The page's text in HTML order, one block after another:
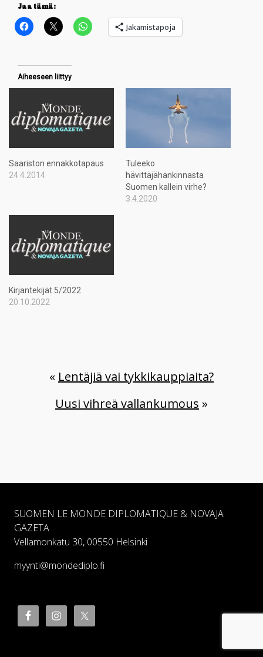
Jaa tämä:
Jakamistapoja
Aiheeseen liittyy
Saariston ennakkotapaus
24.4.2014
Tuleeko
hävittäjähankinnasta
Suomen kallein virhe?
3.4.2020
Kirjantekijät 5/2022
20.10.2022
« Lentäjiä vai tykkikauppiaita?
Uusi vihreä vallankumous »
SUOMEN LE MONDE DIPLOMATIQUE & NOVAJA
GAZETA
Vellamonkatu 30, 00550 Helsinki
myynti@mondediplo.fi